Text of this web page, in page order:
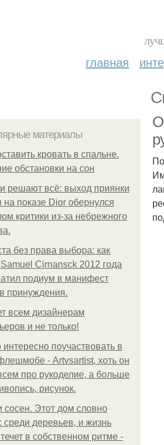
главная
материалы
кровать в спальне.
обстановки на сон
решают всё: выход приянки
на показе Dior обернулся
критики из-за небрежного
без права выбора: как
Samuel Cirnansck 2012 года
подиум в манифест
принуждения.
всем дизайнерам
и не только!
интересно поучаствовать в
- Artvsartist, хоть он
про рукоделие, а больше
рисунок.
сосен. Этот дом словно
среди деревьев, и жизнь
в собственном ритме -